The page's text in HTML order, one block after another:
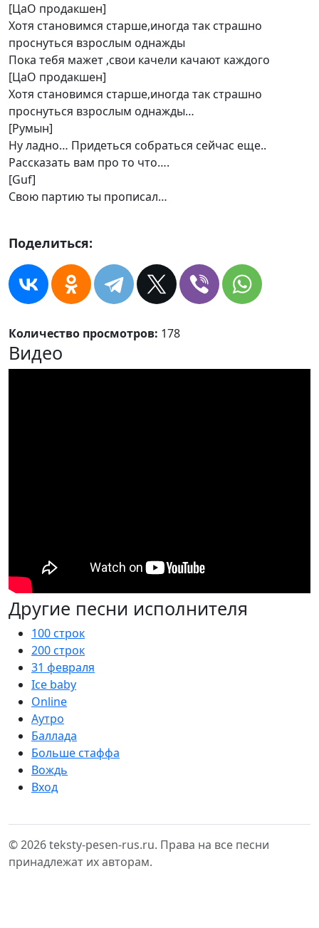
[ЦаО продакшен]
Хотя становимся старше,иногда так страшно
проснуться взрослым однажды
Пока тебя мажет ,свои качели качают каждого
[ЦаО продакшен]
Хотя становимся старше,иногда так страшно
проснуться взрослым однажды…
[Румын]
Ну ладно… Придеться собраться сейчас еще..
Рассказать вам про то что….
[Guf]
Свою партию ты прописал…
Поделиться:
Количество просмотров: 178
Видео
Другие песни исполнителя
100 строк
200 строк
31 февраля
Ice baby
Online
Аутро
Баллада
Больше стаффа
Вождь
Вход
© 2026 teksty-pesen-rus.ru. Права на все песни
принадлежат их авторам.